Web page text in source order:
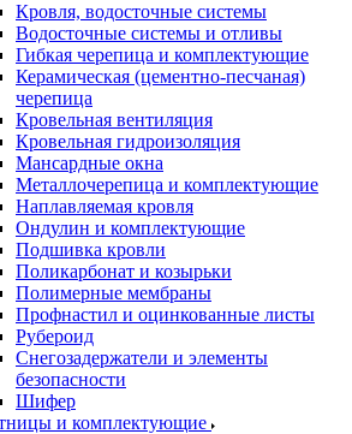
Кровля, водосточные системы
Водосточные системы и отливы
Гибкая черепица и комплектующие
Керамическая (цементно-песчаная)
черепица
Кровельная вентиляция
Кровельная гидроизоляция
Мансардные окна
Металлочерепица и комплектующие
Наплавляемая кровля
Ондулин и комплектующие
Подшивка кровли
Поликарбонат и козырьки
Полимерные мембраны
Профнастил и оцинкованные листы
Рубероид
Снегозадержатели и элементы
безопасности
Шифер
и комплектующие